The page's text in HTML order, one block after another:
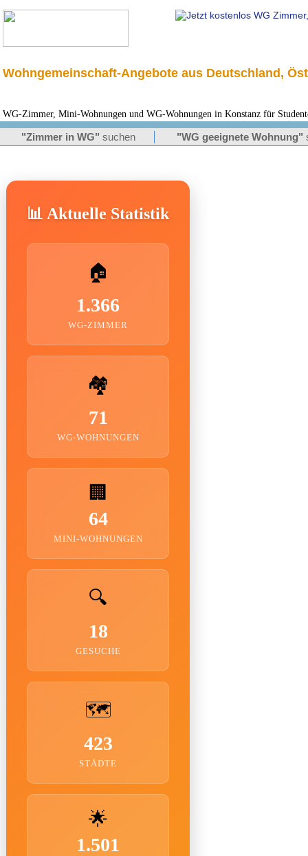
Wohngemeinschaft-Angebote aus Deutschland,
WG-Zimmer, Mini-Wohnungen und WG-Wohnungen in Konstanz für
"Zimmer in WG" suchen "WG geeignete Wohnung"
📊 Aktuelle Statistik
🏠
1.366
WG-ZIMMER
🏘️
71
WG-WOHNUNGEN
🏢
64
MINI-WOHNUNGEN
🔍
18
GESUCHE
🗺️
423
STÄDTE
🌟
1.501